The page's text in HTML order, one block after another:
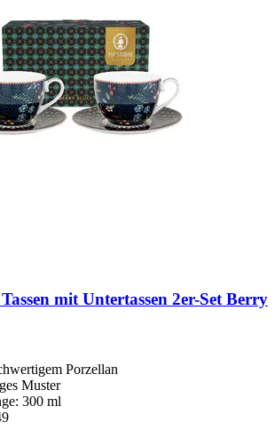
Tassen mit Untertassen 2er-​Set Berry
Porzellan
Muster
300 ml